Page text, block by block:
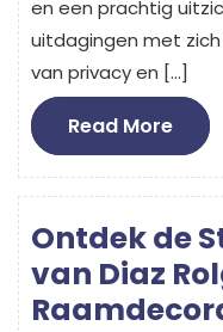
en een prachtig
uitdagingen met
van privacy en […]
Read MoreRead
More
Ontdek de
van Diaz